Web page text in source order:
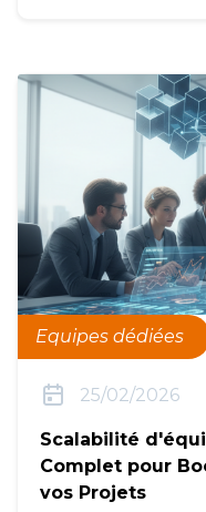
Equipes dédiées
25/02/2026
Scalabilité
Complet pour
vos Projets